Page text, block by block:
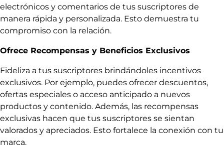
electrónicos y comentarios de tus suscriptores de
manera rápida y personalizada. Esto demuestra tu
compromiso con la relación.
Ofrece Recompensas y Beneficios Exclusivos
Fideliza a tus suscriptores brindándoles incentivos
exclusivos. Por ejemplo, puedes ofrecer descuentos,
ofertas especiales o acceso anticipado a nuevos
productos y contenido. Además, las recompensas
exclusivas hacen que tus suscriptores se sientan
valorados y apreciados. Esto fortalece la conexión con tu
marca.